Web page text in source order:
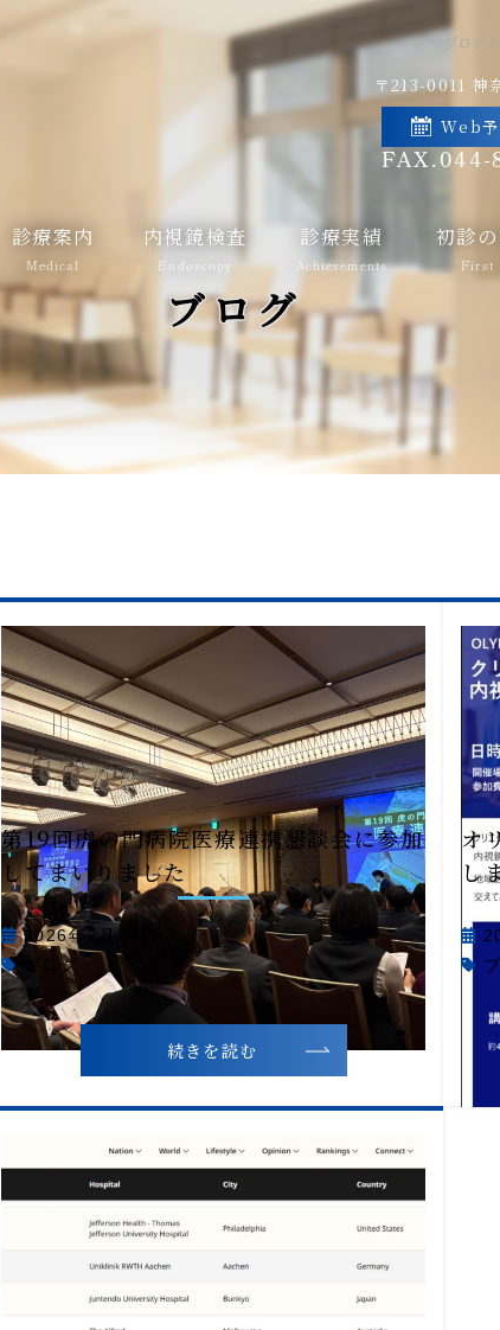
ブログ
〒213-0011 神
Web
診療案内
Medical
内視鏡検査
Endoscopy
診療実績
Achievements
初診
First
ブログ
第19回虎の門病院医療連携懇談会に参加
してまいりました
2026年2月20日
ブログ
続きを読む
オ
し